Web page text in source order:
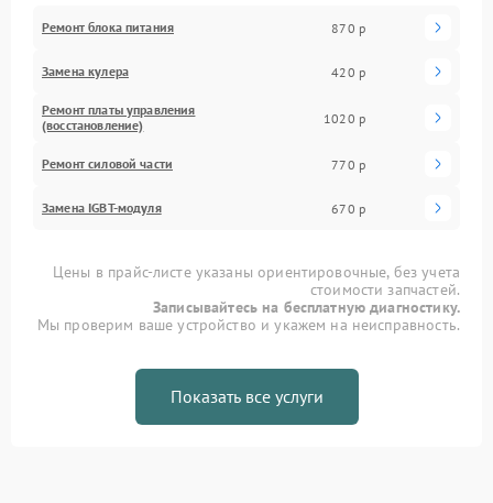
Ремонт блока питания 870 р
Замена кулера 420 р
Ремонт платы управления
(восстановление)
1020 р
Ремонт силовой части 770 р
Замена IGBT-модуля 670 р
Цены в прайс-листе указаны ориентировочные, без учета
стоимости запчастей.
Записывайтесь на бесплатную диагностику.
Мы проверим ваше устройство и укажем на неисправность.
Показать все услуги